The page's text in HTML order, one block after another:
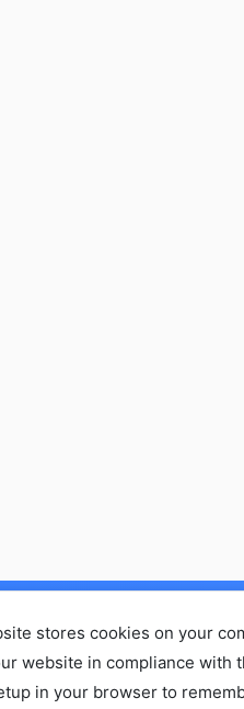
えぞリハ
abo.
stores cookies on your
website in compliance with
in your browser to